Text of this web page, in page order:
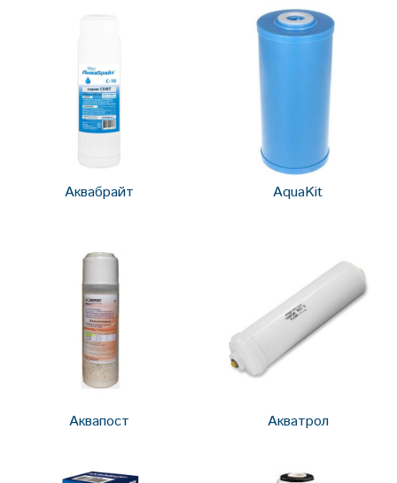
Аквабрайт AquaKit
Аквапост Акватрол